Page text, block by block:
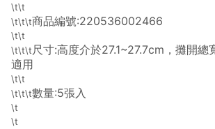
\t\t
\t\t\t商品編號:220536002466
\t\t
\t\t\t尺寸:高度介於27.1~27.7cm，攤開
適用
\t\t
\t\t\t數量:5張入
\t
\t